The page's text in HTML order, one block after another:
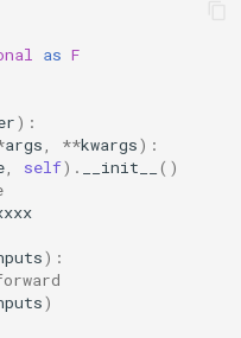
as F
):
args, **kwargs):
, self) . __init__
()
):
)